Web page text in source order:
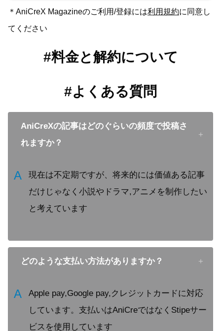
＊AniCreX Magazineのご利用/登録には利用規約に同意し
てください
#料金と解約について
#よくある質問
AniCreXの記事はどのぐらいの頻度で投稿さ
れますか？
A
現在は不定期ですが、将来的には価値ある記事
だけじゃなく小説やドラマ,アニメを制作したい
と考えています
どのような支払い方法がありますか？
A
Apple pay,Google pay,クレジットカードに対応
しています。支払いはAniCreではなくStipeサー
ビスを使用しています